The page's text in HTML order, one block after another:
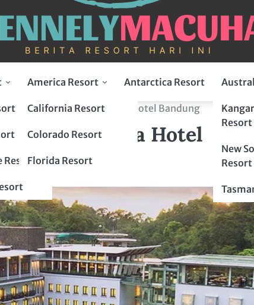
Resort
America Resort
California Resort
Colorado Resort
Florida Resort
Antarctica Resort
Resort
New
Resort
dan Kemewahan di Padma Hotel Bandung
di Padma Hotel